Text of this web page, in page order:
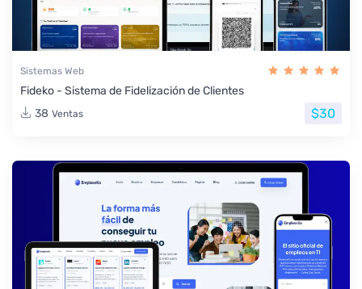
Sistemas Web
Fideko - Sistema de Fidelización de Clientes
38 Ventas $30